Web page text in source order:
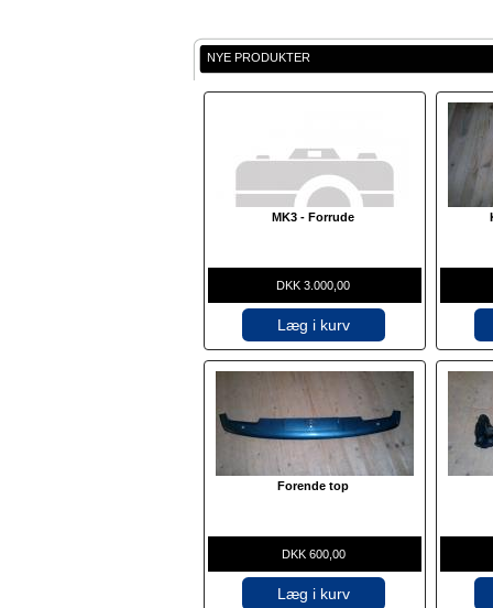
NYE PRODUKTER
MK3 - Forrude
DKK 3.000,00
Læg i kurv
Forende top
DKK 600,00
Læg i kurv